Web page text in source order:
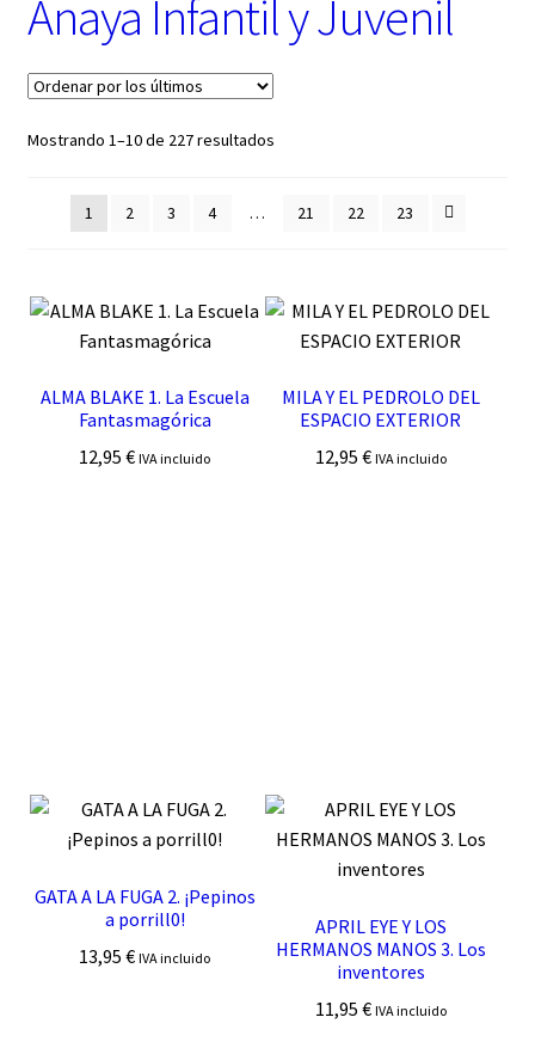
e
o
í
Anaya Infantil y Juvenil
Mostrando 1–10 de 227 resultadosOrdenado
últimos
1 2 3 4 … 21 22 23
ALMA BLAKE 1. La Escuela
Fantasmagórica
12,95€ IVA incluido
MILA Y EL PEDROLO DEL
ESPACIO EXTERIOR
12,95 € IVA incluido
GATA A LA FUGA 2. ¡Pepinos
a porrill0!
13,95€ IVA incluido
APRIL EYE Y LOS
HERMANOS MANOS 3. Los
inventores
11,95 € IVA incluido